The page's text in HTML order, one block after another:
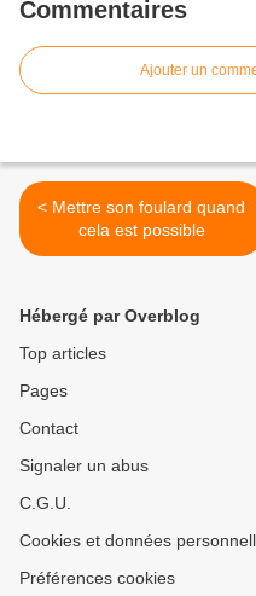
Commentaires
Ajouter un
< Mettre son foulard quand
cela est possible
Hébergé par Overblog
Top articles
Pages
Contact
Signaler un abus
C.G.U.
Cookies et données
Préférences cookies